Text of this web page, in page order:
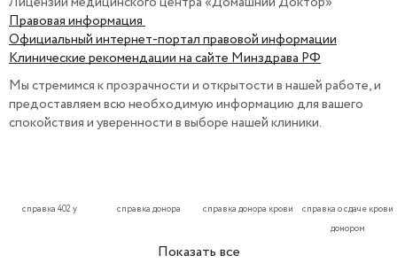
Правовая информация
Официальный интернет-портал правовой информации
Клинические рекомендации на сайте Минздрава РФ
Мы стремимся к прозрачности и открытости в нашей работе, и
предоставляем всю необходимую информацию для вашего
спокойствия и уверенности в выборе нашей клиники.
справка 402 у справка донора справка донора крови
справка о сдаче крови
донором
Показать все